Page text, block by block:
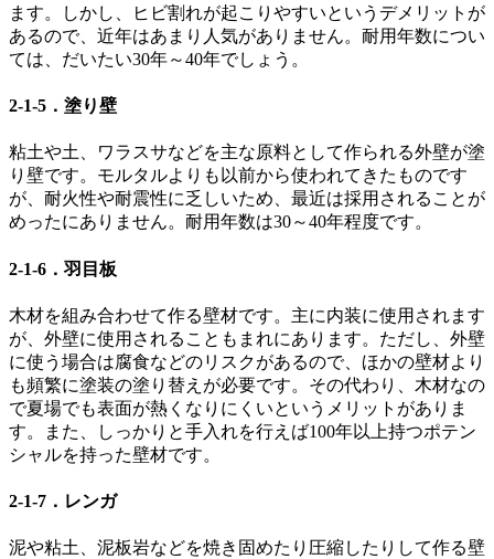
ます。しかし、ヒビ割れが起こりやすいというデメリットが
あるので、近年はあまり人気がありません。耐用年数につい
ては、だいたい30年～40年でしょう。
2-1-5．塗り壁
粘土や土、ワラスサなどを主な原料として作られる外壁が塗
り壁です。モルタルよりも以前から使われてきたものです
が、耐火性や耐震性に乏しいため、最近は採用されることが
めったにありません。耐用年数は30～40年程度です。
2-1-6．羽目板
木材を組み合わせて作る壁材です。主に内装に使用されます
が、外壁に使用されることもまれにあります。ただし、外壁
に使う場合は腐食などのリスクがあるので、ほかの壁材より
も頻繁に塗装の塗り替えが必要です。その代わり、木材なの
で夏場でも表面が熱くなりにくいというメリットがありま
す。また、しっかりと手入れを行えば100年以上持つポテン
シャルを持った壁材です。
2-1-7．レンガ
泥や粘土、泥板岩などを焼き固めたり圧縮したりして作る壁